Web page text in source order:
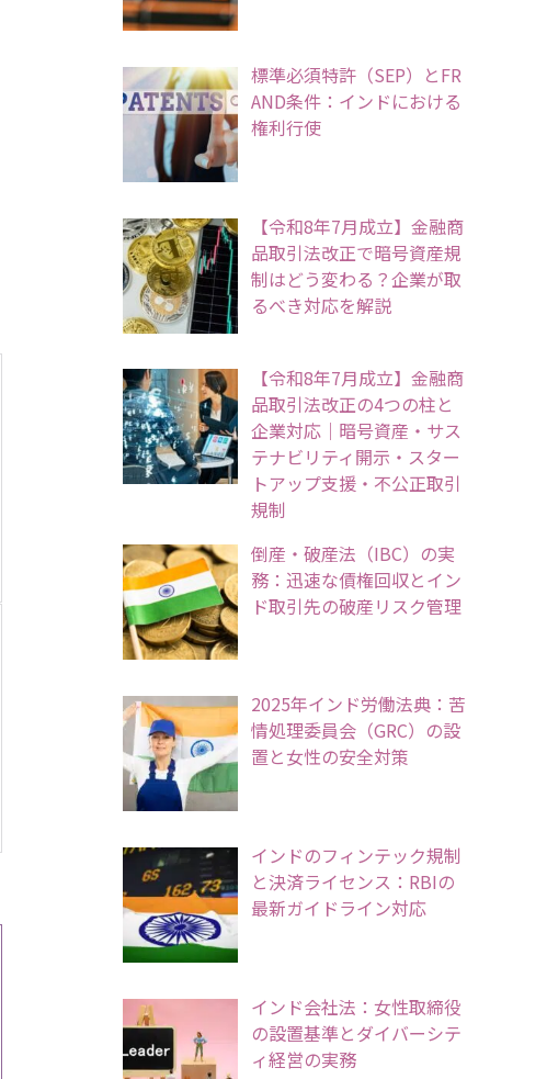
標準必須特許（SEP）とFR
AND条件：インドにおける
権利行使
【令和8年7月成立】金融商
品取引法改正で暗号資産規
制はどう変わる？企業が取
るべき対応を解説
【令和8年7月成立】金融商
品取引法改正の4つの柱と
企業対応｜暗号資産・サス
テナビリティ開示・スター
トアップ支援・不公正取引
規制
倒産・破産法（IBC）の実
務：迅速な債権回収とイン
ド取引先の破産リスク管理
2025年インド労働法典：苦
情処理委員会（GRC）の設
置と女性の安全対策
インドのフィンテック規制
と決済ライセンス：RBIの
最新ガイドライン対応
インド会社法：女性取締役
の設置基準とダイバーシテ
ィ経営の実務